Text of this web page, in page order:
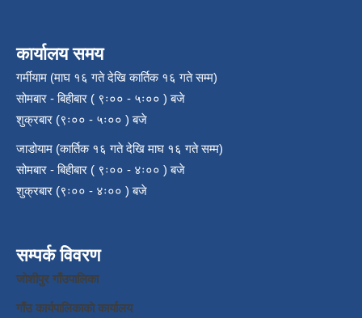
कार्यालय समय
गर्मीयाम (माघ १६ गते देखि कार्तिक १६ गते सम्म)
सोमबार - बिहीबार ( ९ः०० - ५ः०० ) बजे
शुक्रबार (९ः०० - ५ः०० ) बजे
जाडोयाम (कार्तिक १६ गते देखि माघ १६ गते सम्म)
सोमबार - बिहीबार ( ९ः०० - ४ः०० ) बजे
शुक्रबार (९ः०० - ४ः०० ) बजे
सम्पर्क विवरण
जाेशीपुर गाँउपालिका
गाँउ कार्यपालिकाकाे कार्यालय